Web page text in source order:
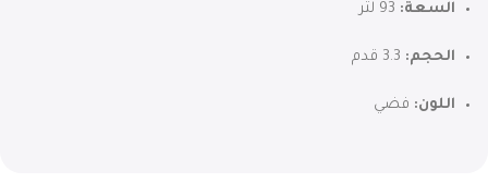
السعة:
الحجم:
اللون: فضي